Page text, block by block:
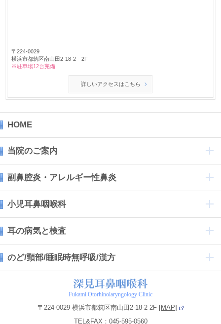
〒224-0029
横浜市都筑区南山田2-18-2 2F
※駐車場12台完備
詳しいアクセスはこちら
HOME
当院のご案内
副鼻腔炎・アレルギー性鼻炎
小児耳鼻咽喉科
耳の病気と検査
のど/頸部/睡眠時無呼吸/漢方
Fukami Otorhinolaryngology Clinic
〒224-0029 横浜市都筑区南山田2-18-2 2F [MAP]
TEL&FAX：045-595-0560